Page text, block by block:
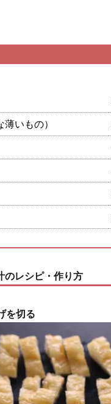
いもの）
のレシピ・作り方
を切る